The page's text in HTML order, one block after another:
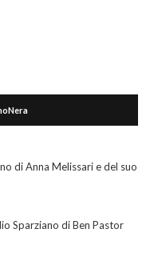
di Anna Melissari e del suo
Sparziano di Ben Pastor